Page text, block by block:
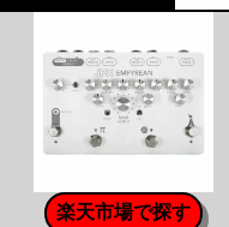
楽天市場で探す